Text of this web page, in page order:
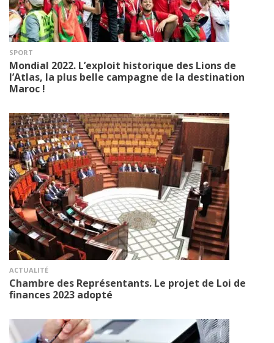
SPORT
Mondial 2022. L’exploit historique des Lions de
l’Atlas, la plus belle campagne de la destination
Maroc !
ACTUALITÉ
Chambre des Représentants. Le projet de Loi de
finances 2023 adopté